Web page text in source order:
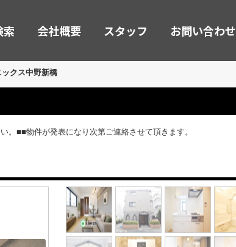
索 会社概要 スタッフ お問い合わせ
ックス中野新橋
。■■物件が発表になり次第ご連絡させて頂きます。